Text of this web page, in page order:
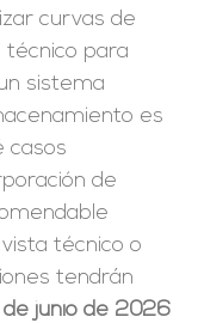
curvas de
técnico para
sistema
es
casos
de
técnico o
tendrán
de junio de 2026